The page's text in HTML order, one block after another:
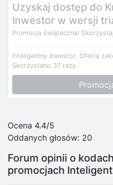
Uzyskaj dostęp do
Inwestor w wersji
Promocja świąteczna!
Inteligentny Inwestor. Oferta
Skorzystano 37 razy.
Ocena 4.4/5
Oddanych głosów: 20
Forum opinii o
promocjach